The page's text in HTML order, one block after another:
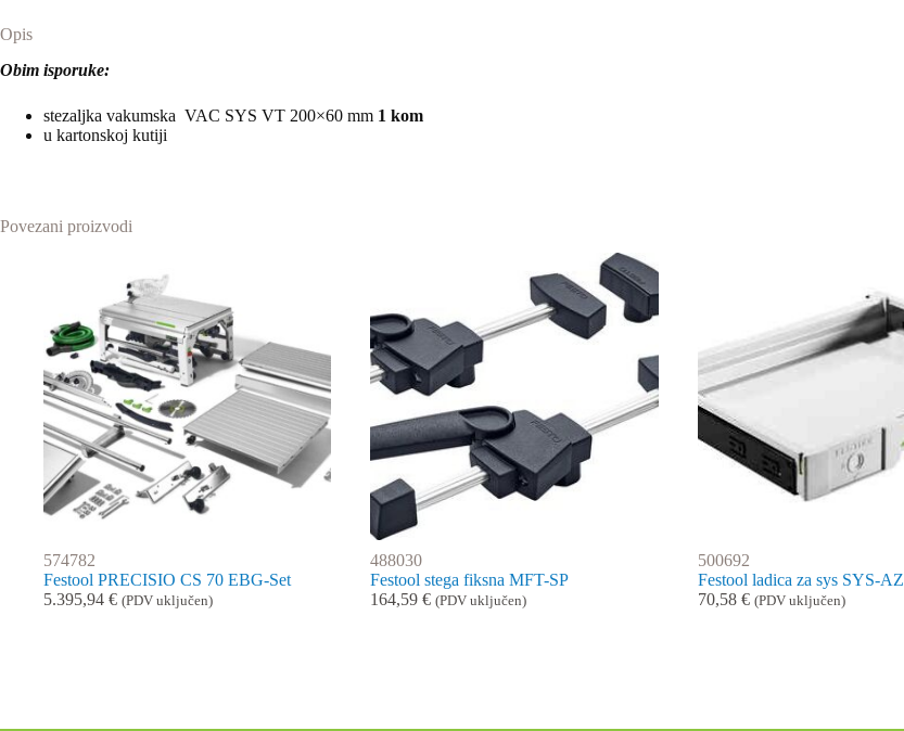
Opis
Obim isporuke:
stezaljka vakumska VAC SYS VT 200×60 mm 1 kom
u kartonskoj kutiji
Povezani proizvodi
574782
Festool PRECISIO CS 70 EBG-Set
5.395,94 € (PDV uključen)
488030
Festool stega fiksna MFT-SP
164,59€ (PDV uključen)
500692
Festool ladica za sys SYS-AZ
70,58 € (PDV uključen)